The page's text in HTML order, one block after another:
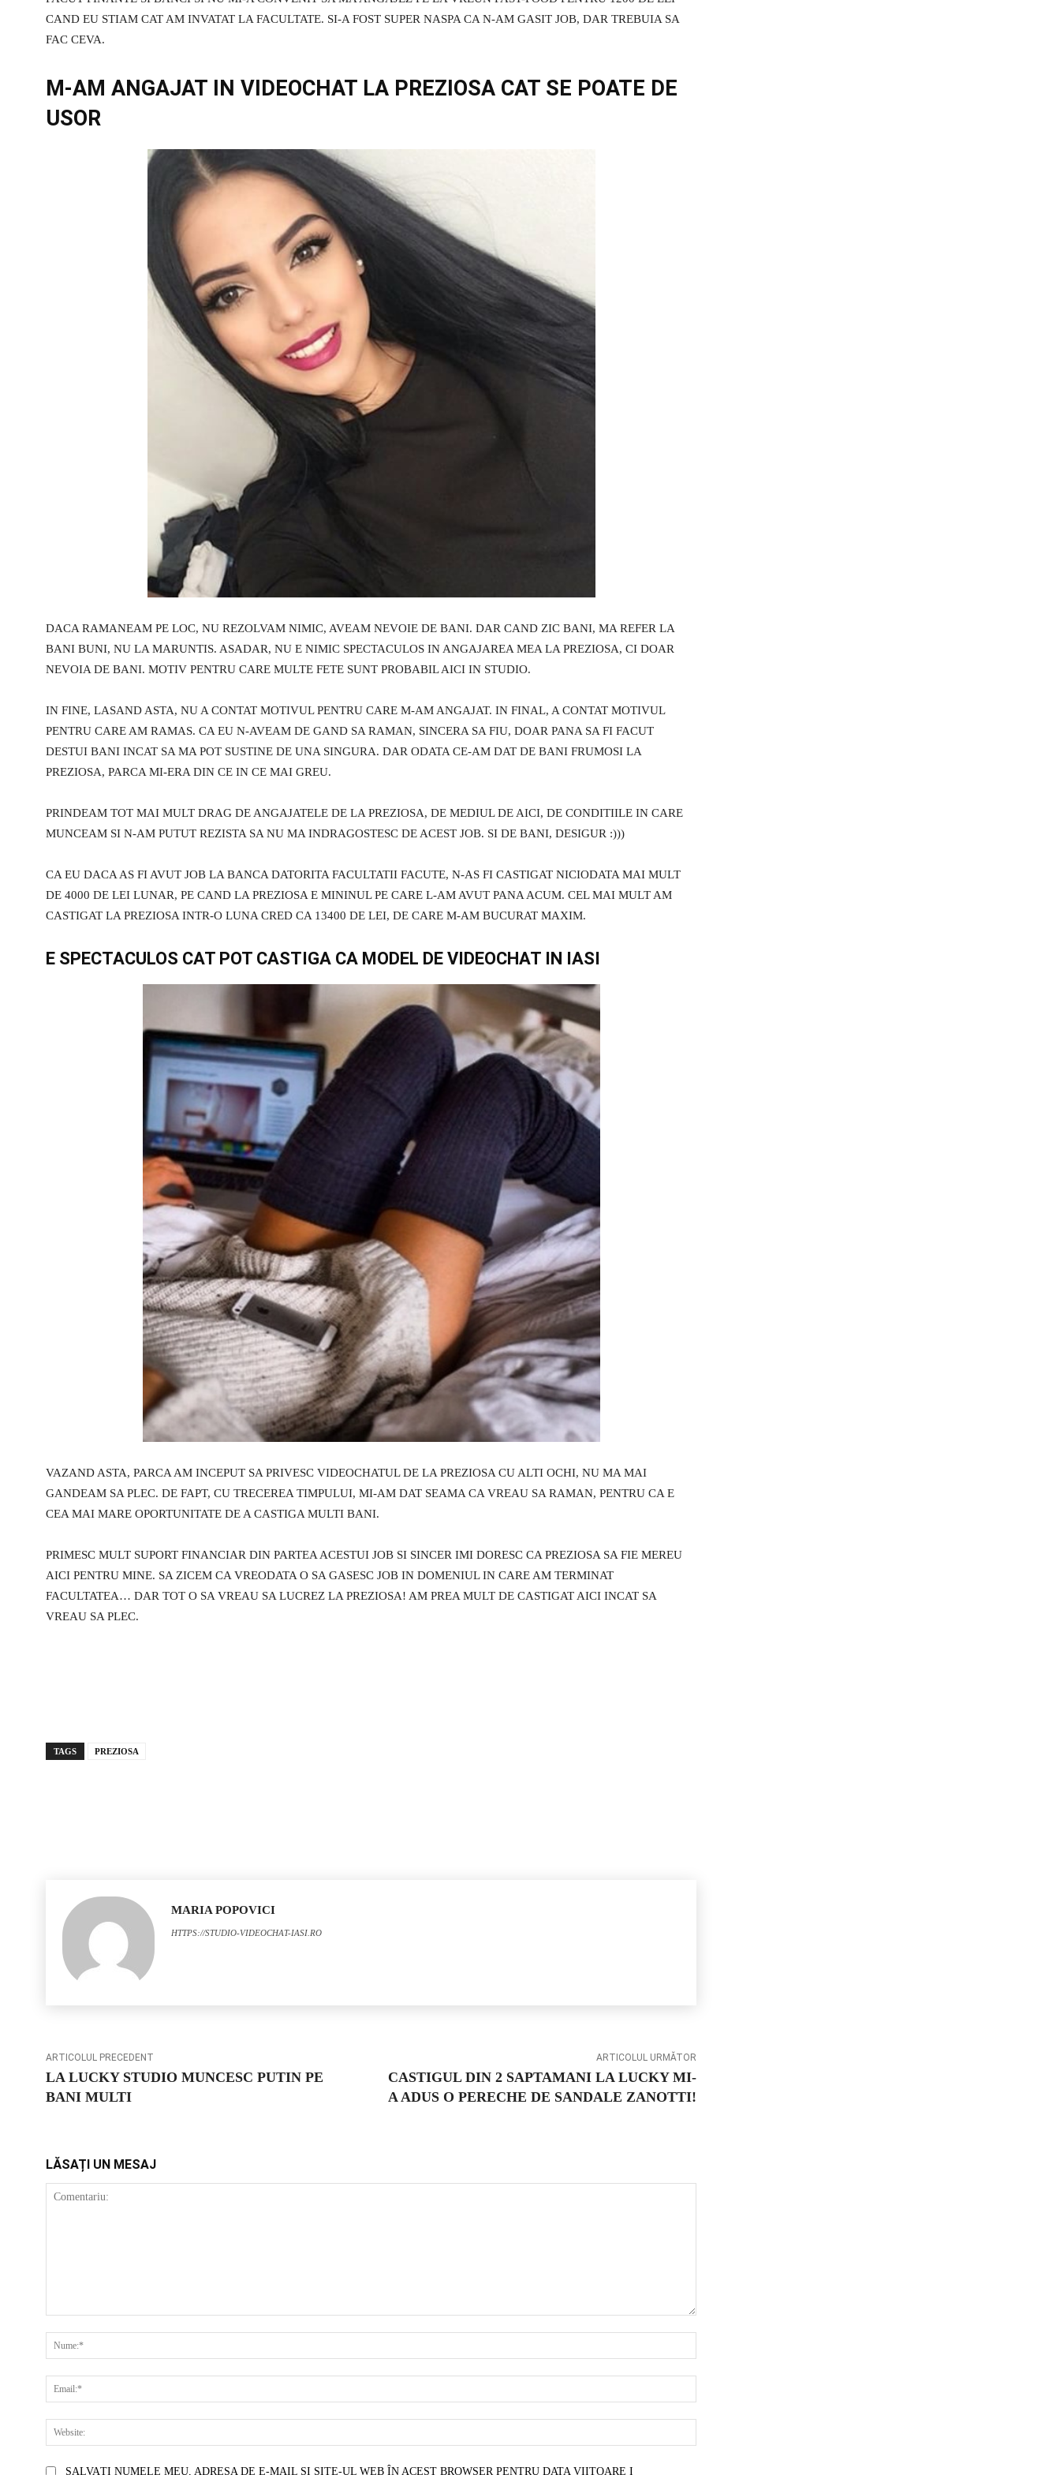
CAND EU STIAM CAT AM INVATAT LA FACULTATE. SI-A FOST SUPER NASPA CA N-AM GASIT JOB, DAR TREBUIA SA
FAC CEVA.
M-AM ANGAJAT IN VIDEOCHAT LA PREZIOSA CAT SE POATE DE
USOR
DACA RAMANEAM PE LOC, NU REZOLVAM NIMIC, AVEAM NEVOIE DE BANI. DAR CAND ZIC BANI, MA REFER LA
BANI BUNI, NU LA MARUNTIS. ASADAR, NU E NIMIC SPECTACULOS IN ANGAJAREA MEA LA PREZIOSA, CI DOAR
NEVOIA DE BANI. MOTIV PENTRU CARE MULTE FETE SUNT PROBABIL AICI IN STUDIO.
IN FINE, LASAND ASTA, NU A CONTAT MOTIVUL PENTRU CARE M-AM ANGAJAT. IN FINAL, A CONTAT MOTIVUL
PENTRU CARE AM RAMAS. CA EU N-AVEAM DE GAND SA RAMAN, SINCERA SA FIU, DOAR PANA SA FI FACUT
DESTUI BANI INCAT SA MA POT SUSTINE DE UNA SINGURA. DAR ODATA CE-AM DAT DE BANI FRUMOSI LA
PREZIOSA, PARCA MI-ERA DIN CE IN CE MAI GREU.
PRINDEAM TOT MAI MULT DRAG DE ANGAJATELE DE LA PREZIOSA, DE MEDIUL DE AICI, DE CONDITIILE IN CARE
MUNCEAM SI N-AM PUTUT REZISTA SA NU MA INDRAGOSTESC DE ACEST JOB. SI DE BANI, DESIGUR :)))
CA EU DACA AS FI AVUT JOB LA BANCA DATORITA FACULTATII FACUTE, N-AS FI CASTIGAT NICIODATA MAI MULT
DE 4000 DE LEI LUNAR, PE CAND LA PREZIOSA E MININUL PE CARE L-AM AVUT PANA ACUM. CEL MAI MULT AM
CASTIGAT LA PREZIOSA INTR-O LUNA CRED CA 13400 DE LEI, DE CARE M-AM BUCURAT MAXIM.
E SPECTACULOS CAT POT CASTIGA CA MODEL DE VIDEOCHAT IN IASI
VAZAND ASTA, PARCA AM INCEPUT SA PRIVESC VIDEOCHATUL DE LA PREZIOSA CU ALTI OCHI, NU MA MAI
GANDEAM SA PLEC. DE FAPT, CU TRECEREA TIMPULUI, MI-AM DAT SEAMA CA VREAU SA RAMAN, PENTRU CA E
CEA MAI MARE OPORTUNITATE DE A CASTIGA MULTI BANI.
PRIMESC MULT SUPORT FINANCIAR DIN PARTEA ACESTUI JOB SI SINCER IMI DORESC CA PREZIOSA SA FIE MEREU
AICI PENTRU MINE. SA ZICEM CA VREODATA O SA GASESC JOB IN DOMENIUL IN CARE AM TERMINAT
FACULTATEA… DAR TOT O SA VREAU SA LUCREZ LA PREZIOSA! AM PREA MULT DE CASTIGAT AICI INCAT SA
VREAU SA PLEC.
TAGS PREZIOSA
MARIA POPOVICI
HTTPS://STUDIO-VIDEOCHAT-IASI.RO
ARTICOLUL PRECEDENT
LA LUCKY STUDIO MUNCESC PUTIN PE
BANI MULTI
ARTICOLUL URMĂTOR
CASTIGUL DIN 2 SAPTAMANI LA LUCKY MI-
A ADUS O PERECHE DE SANDALE ZANOTTI!
LĂSAȚI UN MESAJ
SALVAȚI NUMELE MEU, ADRESA DE E-MAIL ȘI SITE-UL WEB ÎN ACEST BROWSER PENTRU DATA VIITOARE I